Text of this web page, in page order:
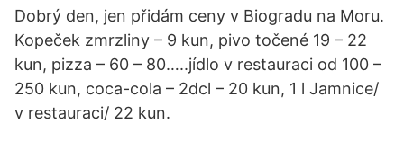
Dobrý den, jen přidám ceny v Biogradu na Moru.
Kopeček zmrzliny – 9 kun, pivo točené 19 – 22
kun, pizza – 60 – 80…..jídlo v restauraci od 100 –
250 kun, coca-cola – 2dcl – 20 kun, 1 l Jamnice/
v restauraci/ 22 kun.